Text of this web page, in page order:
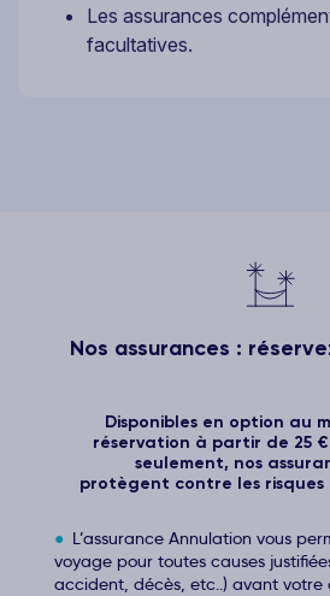
Les assurances
facultatives.
Nos assurances :
Disponibles en option au
réservation à partir de 25
seulement, nos
protègent contre les risques
L’assurance Annulation vous
voyage pour toutes causes
accident, décès, etc..) avant votre